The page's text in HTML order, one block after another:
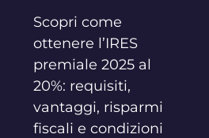
Scopri come
ottenere l’IRES
premiale 2025 al
20%: requisiti,
vantaggi, risparmi
fiscali e condizioni